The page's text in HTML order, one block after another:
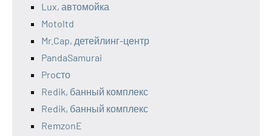
Lux, автомойка
Motoltd
Mr.Cap, детейлинг-центр
PandaSamurai
Proсто
Redik, банный комплекс
Redik, банный комплекс
RemzonE